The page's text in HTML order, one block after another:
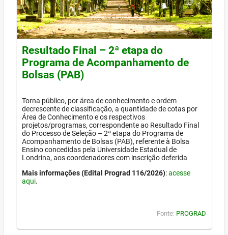
Resultado Final – 2ª etapa do
Programa de Acompanhamento de
Bolsas (PAB)
Torna público, por área de conhecimento e ordem
decrescente de classificação, a quantidade de cotas por
Área de Conhecimento e os respectivos
projetos/programas, correspondente ao Resultado Final
do Processo de Seleção – 2ª etapa do Programa de
Acompanhamento de Bolsas (PAB), referente à Bolsa
Ensino concedidas pela Universidade Estadual de
Londrina, aos coordenadores com inscrição deferida
Mais informações (Edital Prograd 116/2026):acesse
aqui.
Fonte: PROGRAD